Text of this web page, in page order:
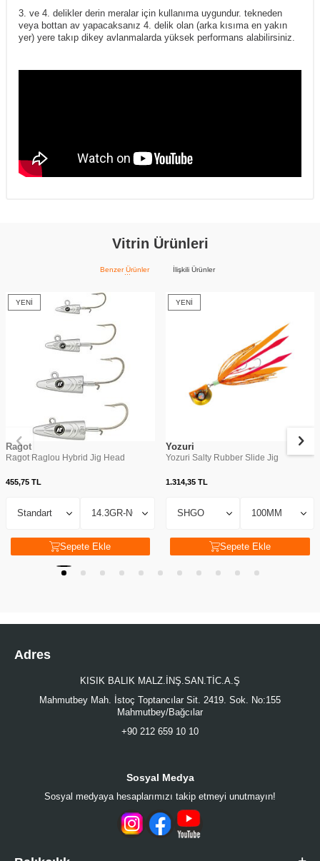
3. ve 4. delikler derin meralar için kullanıma uygundur. tekneden
veya bottan av yapacaksanız 4. delik olan (arka kısıma en yakın
yer) yere takıp dikey avlanmalarda yüksek performans alabilirsiniz.
Vitrin Ürünleri
Benzer Ürünler İlişkili Ürünler
YENI
Ragot
Ragot Raglou Hybrid Jig Head
455,75 TL
Sepete Ekle
YENI
Yozuri
Yozuri Salty Rubber Slide Jig
1.314,35TL
Sepete Ekle
Adres
KISIK BALIK MALZ.İNŞ.SAN.TİC.A.Ş
Mahmutbey Mah. İstoç Toptancılar Sit. 2419. Sok. No:155
Mahmutbey/Bağcılar
+90 212 659 10 10
Sosyal Medya
Sosyal medyaya hesaplarımızı takip etmeyi unutmayın!